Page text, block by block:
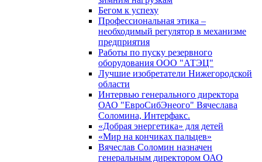
Бегом к успеху
Профессиональная этика –
необходимый регулятор в механизме
предприятия
Работы по пуску резервного
оборудования ООО "АТЭЦ"
Лучшие изобретатели Нижегородской
области
Интервью генерального директора
ОАО "ЕвроСибЭнеого" Вячеслава
Соломина, Интерфакс.
«Добрая энергетика» для детей
«Мир на кончиках пальцев»
Вячеслав Соломин назначен
генеральным директором ОАО